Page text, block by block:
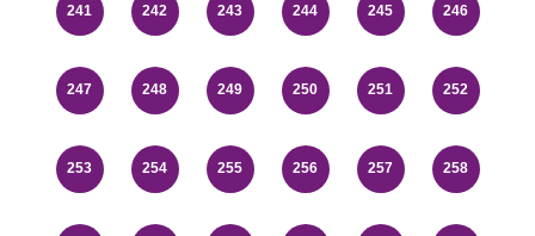
241 242 243 244 245 246
247 248 249 250 251 252
253 254 255 256 257 258